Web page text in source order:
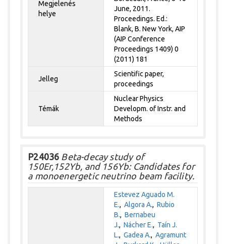
Megjelenés
helye
June, 2011.
Proceedings. Ed.:
Blank, B. New York, AIP
(AIP Conference
Proceedings 1409) 0
(2011) 181
Jelleg
Scientific paper,
proceedings
Témák
Nuclear Physics
Developm. of Instr. and
Methods
P24036 Beta-decay study of
150Er,152Yb, and 156Yb: Candidates for
a monoenergetic neutrino beam facility.
Estevez Aguado M.
E.,Algora A.,Rubio
B.,Bernabeu
J.,Nácher E., Taín J.
L.,Gadea A.,Agramunt